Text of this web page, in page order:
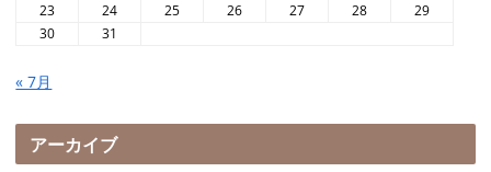
23
24 25 26 27 28
29
30
31
« 7月
アーカイブ